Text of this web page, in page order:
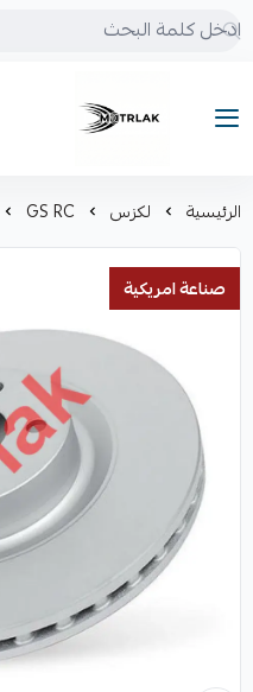
Motrlak
الرئيسية لكزس GS RC
صناعة امريكية